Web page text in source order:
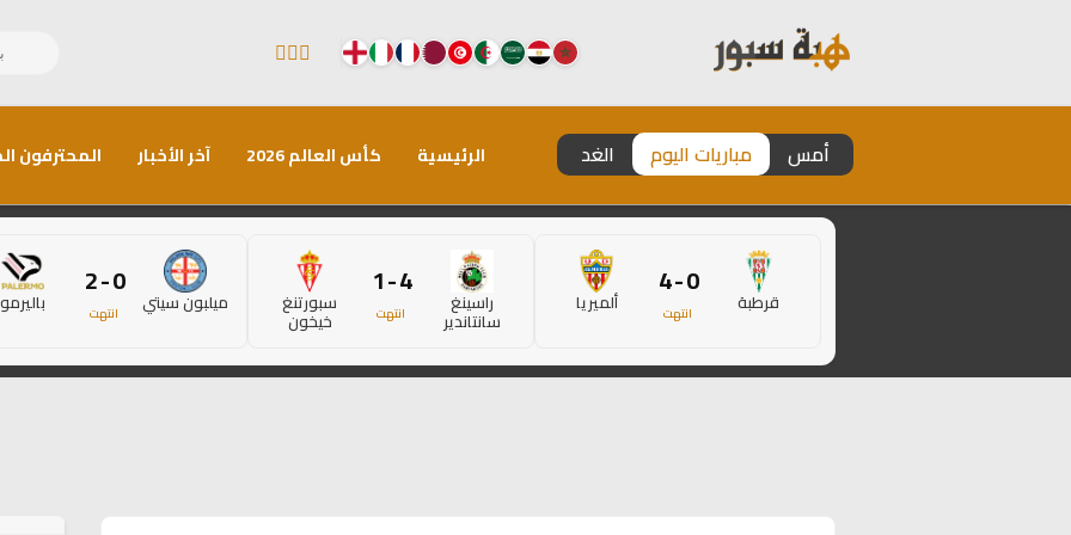
أمس مباريات اليوم الغد الرئيسية كأس العالم 2026 آخر الأخبار المحترفون
قرطبة 0 - 4
انتهت ألميريا راسينغ
سانتاندير
4 - 1
انتهت سبورتنغ
خيخون
ميلبون سيتي 0 - 2
انتهت باليرمو